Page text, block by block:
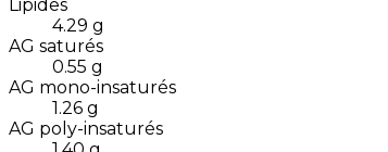
Lipides
4.29 g
AG saturés
0.55 g
AG mono-insaturés
1.26 g
AG poly-insaturés